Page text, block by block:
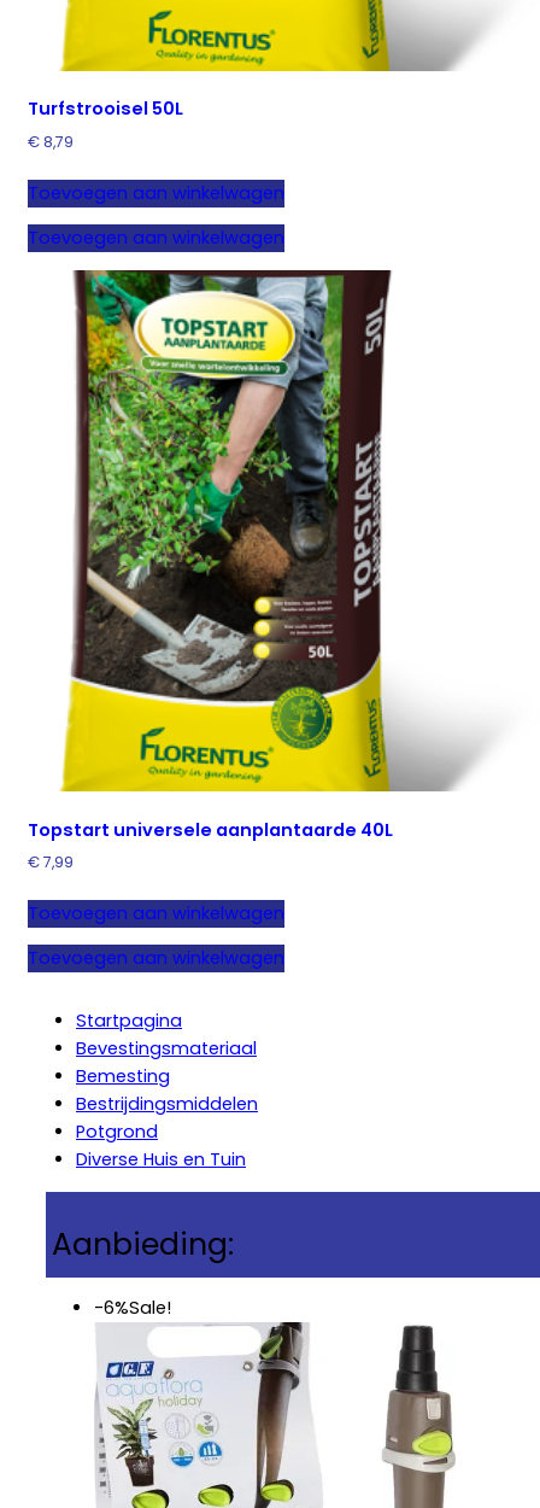
Turfstrooisel 50L
€8,79
Toevoegen aan winkelwagen
Toevoegen aan winkelwagen
Topstart universele aanplantaarde 40L
€7,99
Toevoegen aan winkelwagen
Toevoegen aan winkelwagen
Startpagina
Bevestingsmateriaal
Bemesting
Bestrijdingsmiddelen
Potgrond
Diverse Huis en Tuin
Aanbieding:
-6%Sale!